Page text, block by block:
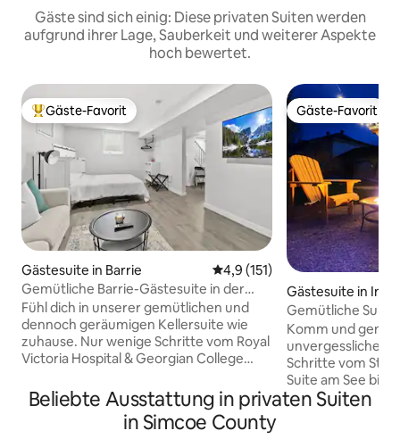
Gäste sind sich einig: Diese privaten Suiten werden
aufgrund ihrer Lage, Sauberkeit und weiterer Aspekte
hoch bewertet.
Beliebter Gäste-Favorit.
Gäste-Favorit
Gästesuite in Barrie Durchschnittliche Bewertung:
4,9 (151)
Gemütliche Barrie-Gästesuite in der
Nähe von RVH&Georgian College
Fühl dich in unserer gemütlichen und
dennoch geräumigen Kellersuite wie
zuhause. Nur wenige Schritte vom Royal
Victoria Hospital & Georgian College
Nähe, bist du auch nur wenige Minuten
von Barries malerischer Uferpromenade
entfernt. Eine saubere, moderne
Gäste-Favorit
Gäste-Favorit
Gästesuite in
Gemütliche Suite
nur wenige
entfernt!
Komm und
unvergesslichen
Schritte vom
Suite am See
entspannendes
Beliebte Ausstattung in privaten Suiten
in Simcoe County